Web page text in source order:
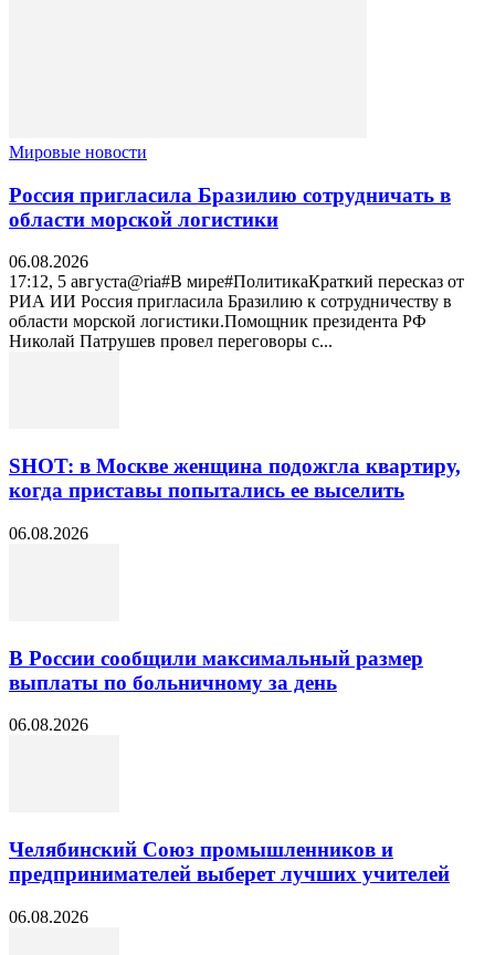
Мировые новости
Россия пригласила Бразилию сотрудничать в
области морской логистики
06.08.2026
17:12, 5 августа@ria#В мире#ПолитикаКраткий пересказ от
РИА ИИ Россия пригласила Бразилию к сотрудничеству в
области морской логистики.Помощник президента РФ
Николай Патрушев провел переговоры с...
SHOT: в Москве женщина подожгла квартиру,
когда приставы попытались ее выселить
06.08.2026
В России сообщили максимальный размер
выплаты по больничному за день
06.08.2026
Челябинский Союз промышленников и
предпринимателей выберет лучших учителей
06.08.2026